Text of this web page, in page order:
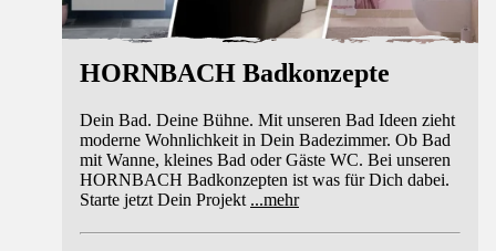
HORNBACH Badkonzepte
Dein Bad. Deine Bühne. Mit unseren Bad Ideen zieht
moderne Wohnlichkeit in Dein Badezimmer. Ob Bad
mit Wanne, kleines Bad oder Gäste WC. Bei unseren
HORNBACH Badkonzepten ist was für Dich dabei.
Starte jetzt Dein Projekt ...mehr